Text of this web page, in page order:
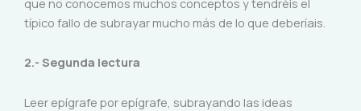
típico fallo de subrayar mucho más de lo que deberíais.
2.- Segunda lectura
Leer epígrafe por epígrafe, subrayando las ideas